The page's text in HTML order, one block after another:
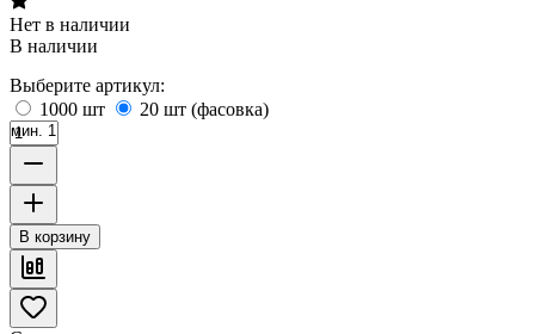
Нет в наличии
В наличии
Выберите артикул:
1000 шт
20 шт (фасовка)
мин. 1
В корзину